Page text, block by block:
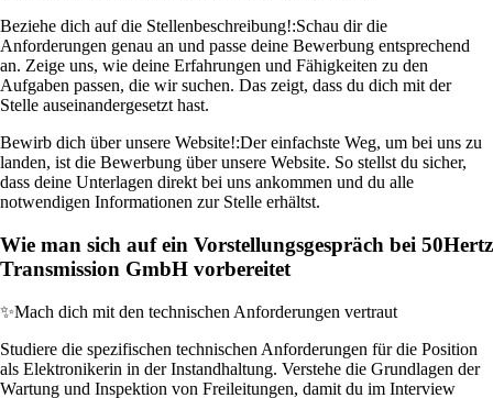
Beziehe dich auf die Stellenbeschreibung!:Schau dir die
Anforderungen genau an und passe deine Bewerbung entsprechend
an. Zeige uns, wie deine Erfahrungen und Fähigkeiten zu den
Aufgaben passen, die wir suchen. Das zeigt, dass du dich mit der
Stelle auseinandergesetzt hast.
Bewirb dich über unsere Website!:Der einfachste Weg, um bei uns zu
landen, ist die Bewerbung über unsere Website. So stellst du sicher,
dass deine Unterlagen direkt bei uns ankommen und du alle
notwendigen Informationen zur Stelle erhältst.
Wie man sich auf ein Vorstellungsgespräch bei 50Hertz
Transmission GmbH vorbereitet
✨Mach dich mit den technischen Anforderungen vertraut
Studiere die spezifischen technischen Anforderungen für die Position
als Elektronikerin in der Instandhaltung. Verstehe die Grundlagen der
Wartung und Inspektion von Freileitungen, damit du im Interview